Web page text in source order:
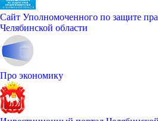
Сайт Уполномоченного по защите
Челябинской области
Про экономику